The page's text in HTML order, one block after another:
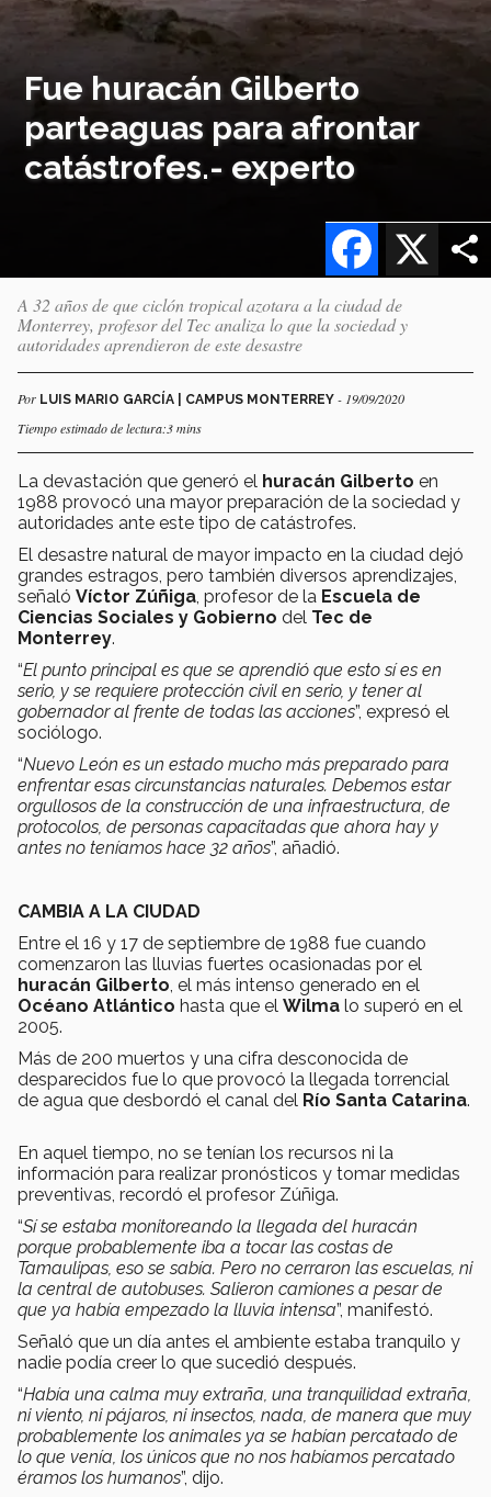
Fue huracán Gilberto
parteaguas para afrontar
catástrofes.- experto
X
Facebook
A 32 años de que ciclón tropical azotara a la ciudad de
Monterrey, profesor del Tec analiza lo que la sociedad y
autoridades aprendieron de este desastre
Por LUIS MARIO GARCÍA | CAMPUS MONTERREY - 19/09/2020
Tiempo estimado de lectura:3 mins
La devastación que generó el huracán Gilberto en
1988 provocó una mayor preparación de la sociedad y
autoridades ante este tipo de catástrofes.
El desastre natural de mayor impacto en la ciudad dejó
grandes estragos, pero también diversos aprendizajes,
señaló Víctor Zúñiga , profesor de la Escuela de
Ciencias Sociales y Gobierno del Tec de
Monterrey.
“El punto principal es que se aprendió que esto sí es en
serio, y se requiere protección civil en serio, y tener al
gobernador al frente de todas las acciones”, expresó el
sociólogo.
“Nuevo León es un estado mucho más preparado para
enfrentar esas circunstancias naturales. Debemos estar
orgullosos de la construcción de una infraestructura, de
protocolos, de personas capacitadas que ahora hay y
antes no teníamos hace 32 años”, añadió.
CAMBIA A LA CIUDAD
Entre el 16 y 17 de septiembre de 1988 fue cuando
comenzaron las lluvias fuertes ocasionadas por el
huracán Gilberto , el más intenso generado en el
Océano Atlántico hasta que el Wilma lo superó en el
2005.
Más de 200 muertos y una cifra desconocida de
desparecidos fue lo que provocó la llegada torrencial
de agua que desbordó el canal del Río Santa Catarina.
En aquel tiempo, no se tenían los recursos ni la
información para realizar pronósticos y tomar medidas
preventivas, recordó el profesor Zúñiga.
“Sí se estaba monitoreando la llegada del huracán
porque probablemente iba a tocar las costas de
Tamaulipas, eso se sabía. Pero no cerraron las escuelas, ni
la central de autobuses. Salieron camiones a pesar de
que ya había empezado la lluvia intensa”, manifestó.
Señaló que un día antes el ambiente estaba tranquilo y
nadie podía creer lo que sucedió después.
“Había una calma muy extraña, una tranquilidad extraña,
ni viento, ni pájaros, ni insectos, nada, de manera que muy
probablemente los animales ya se habían percatado de
lo que venía, los únicos que no nos habíamos percatado
éramos los humanos”, dijo.